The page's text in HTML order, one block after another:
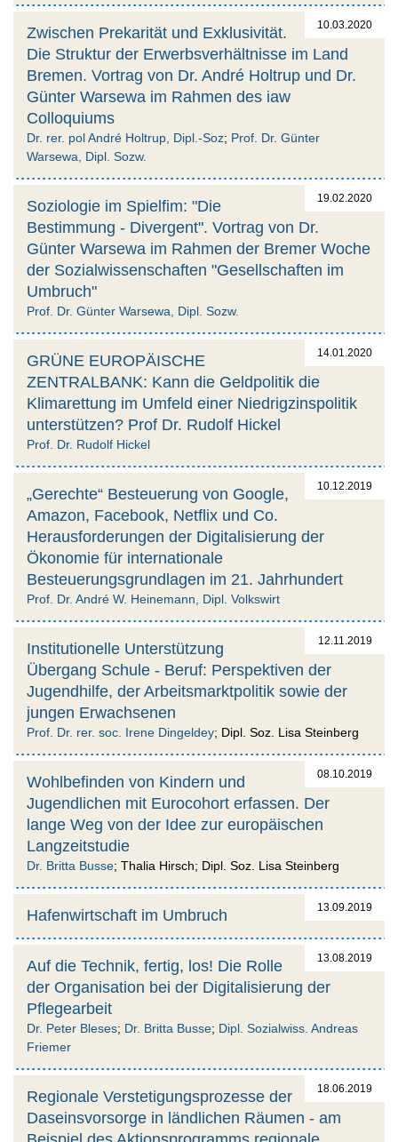
10.03.2020
Zwischen Prekarität und Exklusivität.
Die Struktur der Erwerbsverhältnisse im Land
Bremen. Vortrag von Dr. André Holtrup und Dr.
Günter Warsewa im Rahmen des iaw
Colloquiums
Dr. rer. pol André Holtrup, Dipl.-Soz; Prof. Dr. Günter
Warsewa, Dipl. Sozw.
19.02.2020
Soziologie im Spielfim: "Die
Bestimmung - Divergent". Vortrag von Dr.
Günter Warsewa im Rahmen der Bremer Woche
der Sozialwissenschaften "Gesellschaften im
Umbruch"
Prof. Dr. Günter Warsewa, Dipl. Sozw.
14.01.2020
GRÜNE EUROPÄISCHE
ZENTRALBANK: Kann die Geldpolitik die
Klimarettung im Umfeld einer Niedrigzinspolitik
unterstützen? Prof Dr. Rudolf Hickel
Prof. Dr. Rudolf Hickel
10.12.2019
„Gerechte“ Besteuerung von Google,
Amazon, Facebook, Netflix und Co.
Herausforderungen der Digitalisierung der
Ökonomie für internationale
Besteuerungsgrundlagen im 21. Jahrhundert
Prof. Dr. André W. Heinemann, Dipl. Volkswirt
12.11.2019
Institutionelle Unterstützung
Übergang Schule - Beruf: Perspektiven der
Jugendhilfe, der Arbeitsmarktpolitik sowie der
jungen Erwachsenen
Prof. Dr. rer. soc. Irene Dingeldey; Dipl. Soz. Lisa Steinberg
08.10.2019
Wohlbefinden von Kindern und
Jugendlichen mit Eurocohort erfassen. Der
lange Weg von der Idee zur europäischen
Langzeitstudie
Dr. Britta Busse; Thalia Hirsch; Dipl. Soz. Lisa Steinberg
13.09.2019
Hafenwirtschaft im Umbruch
13.08.2019
Auf die Technik, fertig, los! Die Rolle
der Organisation bei der Digitalisierung der
Pflegearbeit
Dr. Peter Bleses; Dr. Britta Busse; Dipl. Sozialwiss. Andreas
Friemer
18.06.2019
Regionale Verstetigungsprozesse der
Daseinsvorsorge in ländlichen Räumen - am